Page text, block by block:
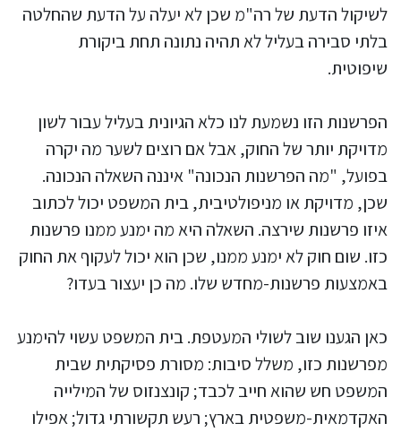
לשיקול הדעת של רה"מ שכן לא יעלה על הדעת שהחלטה
בלתי סבירה בעליל לא תהיה נתונה תחת ביקורת
שיפוטית.
הפרשנות הזו נשמעת לנו כלא הגיונית בעליל עבור לשון
מדויקת יותר של החוק, אבל אם רוצים לשער מה יקרה
בפועל, "מה הפרשנות הנכונה" איננה השאלה הנכונה.
שכן, מדויקת או מניפולטיבית, בית המשפט יכול לכתוב
איזו פרשנות שירצה. השאלה היא מה ימנע ממנו פרשנות
כזו. שום חוק לא ימנע ממנו, שכן הוא יכול לעקוף את החוק
באמצעות פרשנות-מחדש שלו. מה כן יעצור בעדו?
כאן הגענו שוב לשולי המעטפת. בית המשפט עשוי להימנע
מפרשנות כזו, משלל סיבות: מסורת פסיקתית שבית
המשפט חש שהוא חייב לכבד; קונצנזוס של המילייה
האקדמאית-משפטית בארץ; רעש תקשורתי גדול; אפילו